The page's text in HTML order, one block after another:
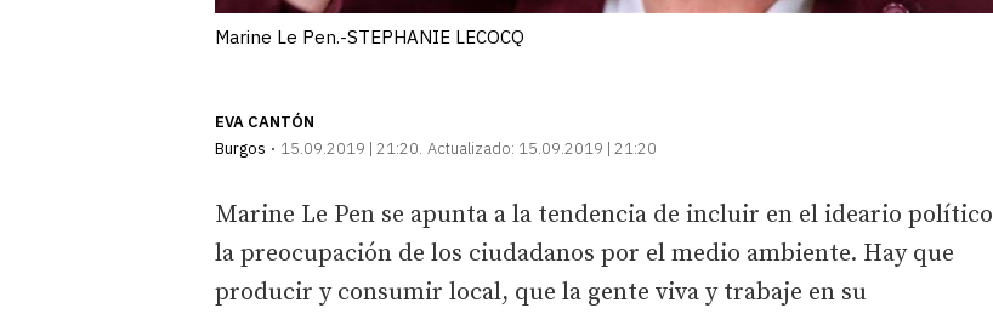
Marine Le Pen.-STEPHANIE LECOCQ
EVA CANTÓN
Burgos
15.09.2019 | 21:20 Actualizado: 15.09.2019 | 21:20
Marine Le Pen se apunta a la tendencia de incluir en el ideario político
la preocupación de los ciudadanos por el medio ambiente. Hay que
producir y consumir local, que la gente viva y trabaje en su